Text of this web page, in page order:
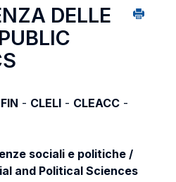
DELLE
- CLELI - CLEACC -
sociali e politiche /
and Political Sciences